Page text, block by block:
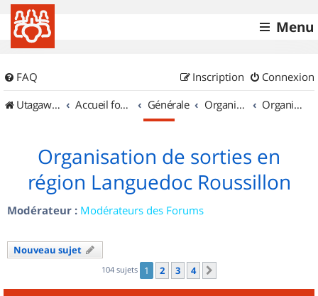
Menu
FAQ Connexion
Inscription
UtagawaVTT (Randos VTT et VTTAE avec traces GPS)
Accueil forum Générale Organisation de sorties & Recherche de partenaires Organisation de sorties en région Languedoc Roussillon
Organisation de sorties en
région Languedoc Roussillon
Modérateur : Modérateurs des Forums
Nouveau sujet
104 sujets 1 2 3 4